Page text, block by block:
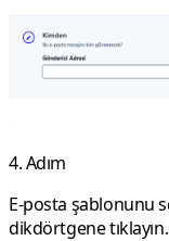
4. Adım
E-posta şablonunu
dikdörtgene tıklayın.